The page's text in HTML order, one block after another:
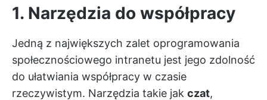
1. Narzędzia do współpracy
Jedną z największych zalet oprogramowania
społecznościowego intranetu jest jego zdolność
do ułatwiania współpracy w czasie
rzeczywistym. Narzędzia takie jak czat,